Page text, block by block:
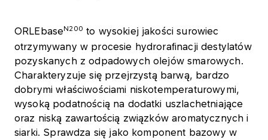
ORLEbaseN200 to wysokiej jakości surowiec
otrzymywany w procesie hydrorafinacji destylatów
pozyskanych z odpadowych olejów smarowych.
Charakteryzuje się przejrzystą barwą, bardzo
dobrymi właściwościami niskotemperaturowymi,
wysoką podatnością na dodatki uszlachetniające
oraz niską zawartością związków aromatycznych i
siarki. Sprawdza się jako komponent bazowy w